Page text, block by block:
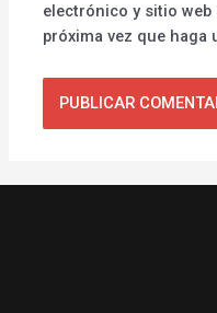
electrónico y sitio web
próxima vez que haga